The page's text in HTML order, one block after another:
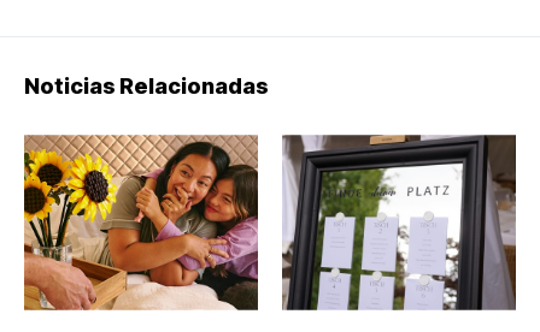
Noticias Relacionadas